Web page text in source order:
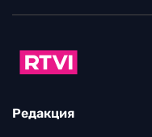
Редакция